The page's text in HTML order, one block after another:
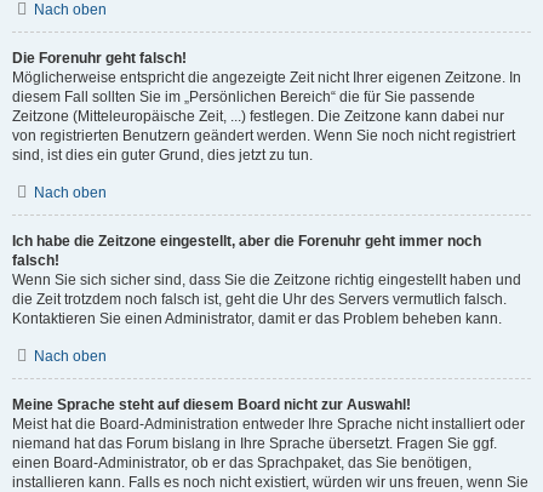
Nach oben
Die Forenuhr geht falsch!
Möglicherweise entspricht die angezeigte Zeit nicht Ihrer eigenen Zeitzone. In
diesem Fall sollten Sie im „Persönlichen Bereich“ die für Sie passende
Zeitzone (Mitteleuropäische Zeit, ...) festlegen. Die Zeitzone kann dabei nur
von registrierten Benutzern geändert werden. Wenn Sie noch nicht registriert
sind, ist dies ein guter Grund, dies jetzt zu tun.
Nach oben
Ich habe die Zeitzone eingestellt, aber die Forenuhr geht immer noch
falsch!
Wenn Sie sich sicher sind, dass Sie die Zeitzone richtig eingestellt haben und
die Zeit trotzdem noch falsch ist, geht die Uhr des Servers vermutlich falsch.
Kontaktieren Sie einen Administrator, damit er das Problem beheben kann.
Nach oben
Meine Sprache steht auf diesem Board nicht zur Auswahl!
Meist hat die Board-Administration entweder Ihre Sprache nicht installiert oder
niemand hat das Forum bislang in Ihre Sprache übersetzt. Fragen Sie ggf.
einen Board-Administrator, ob er das Sprachpaket, das Sie benötigen,
installieren kann. Falls es noch nicht existiert, würden wir uns freuen, wenn Sie